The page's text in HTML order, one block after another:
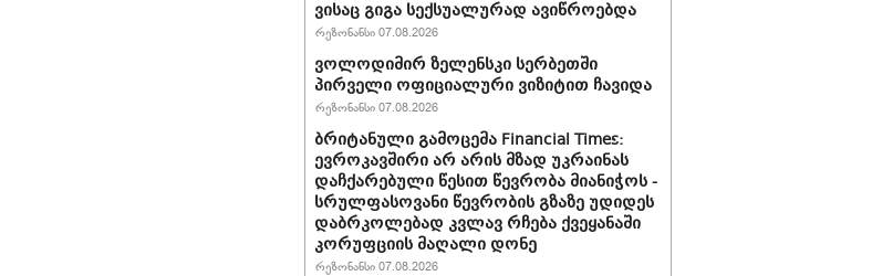
ვისაც გიგა სექსუალურად ავიწროებდა
რეზონანსი 07.08.2026
ვოლოდიმირ ზელენსკი სერბეთში
პირველი ოფიციალური ვიზიტით ჩავიდა
რეზონანსი 07.08.2026
ბრიტანული გამოცემა Financial Times:
ევროკავშირი არ არის მზად უკრაინას
დაჩქარებული წესით წევრობა მიანიჭოს -
სრულფასოვანი წევრობის გზაზე უდიდეს
დაბრკოლებად კვლავ რჩება ქვეყანაში
კორუფციის მაღალი დონე
რეზონანსი 07.08.2026